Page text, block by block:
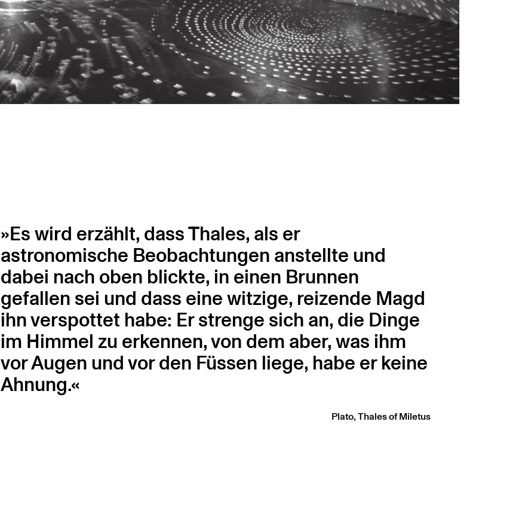
Es wird erzählt, dass Thales, als er
astronomische Beobachtungen anstellte und
dabei nach oben blickte, in einen Brunnen
gefallen sei und dass eine witzige, reizende Magd
ihn verspottet habe: Er strenge sich an, die Dinge
im Himmel zu erkennen, von dem aber, was ihm
vor Augen und vor den Füssen liege, habe er keine
Ahnung.
Plato, Thales of Miletus